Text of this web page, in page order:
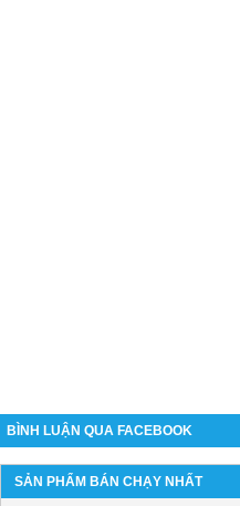
BÌNH LUẬN QUA FACEBOOK
SẢN PHẨM BÁN CHẠY NHẤT